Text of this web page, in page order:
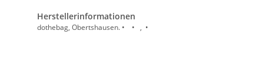
Herstellerinformationen
dothebag, Obertshausen. • • , •